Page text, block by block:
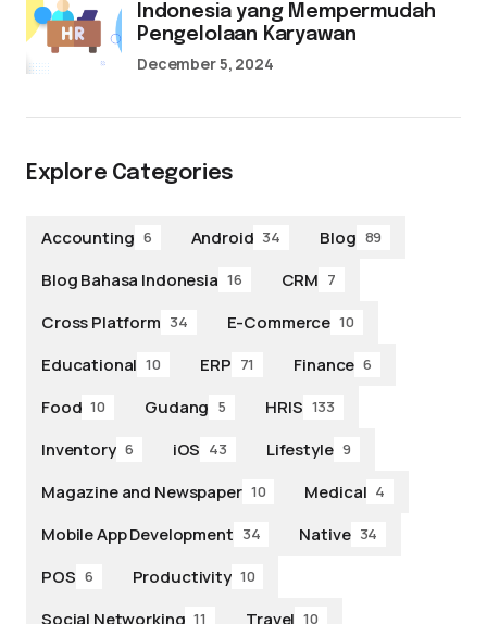
Indonesia yang Mempermudah
Pengelolaan Karyawan
December 5, 2024
Explore Categories
Accounting 6 Android 34 Blog 89
Blog Bahasa Indonesia 16 CRM 7
Cross Platform 34 E-Commerce 10
Educational 10 ERP 71 Finance 6
Food 10 Gudang 5 HRIS 133
Inventory 6 iOS 43 Lifestyle 9
Magazine and Newspaper 10 Medical 4
Mobile App Development 34 Native 34
POS 6 Productivity 10
Social Networking 11 Travel 10